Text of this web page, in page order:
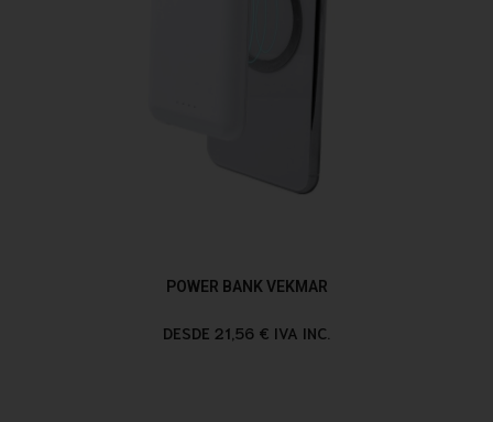
POWER BANK VEKMAR
DESDE 21,56 € IVA INC.